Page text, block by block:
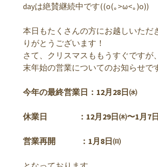
dayは絶賛継続中です((o(｡>ω<｡)o))
本日もたくさんの方にお越しいただ
りがとうございます！
さて、クリスマスももうすぐですが
末年始の営業についてのお知らせで
今年の最終営業日：12月28日㈬
休業日 ：12月29日㈭〜1月7
営業再開 ：1月8日㈰